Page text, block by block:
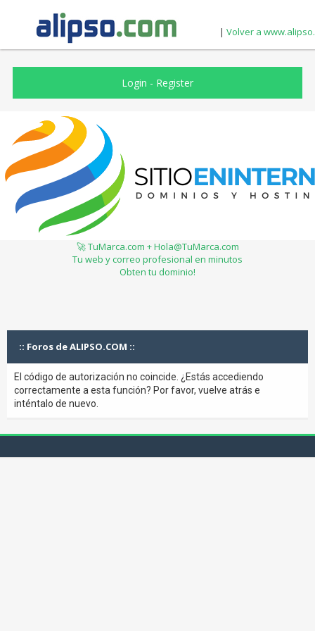
| Volver a
Login - Register
🚀 TuMarca.com + Hola@TuMarca.com
Tu web y correo profesional en minutos
Obten tu dominio!
:: Foros de ALIPSO.COM ::
El código de autorización no coincide. ¿Estás accediendo
correctamente a esta función? Por favor, vuelve atrás e
inténtalo de nuevo.